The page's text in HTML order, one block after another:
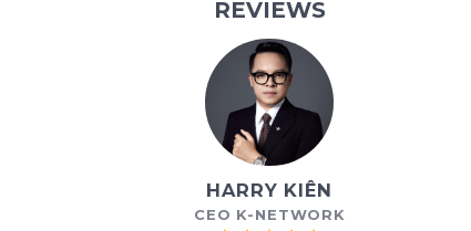
REVIEWS
HARRY KIÊN
CEO K-NETWORK